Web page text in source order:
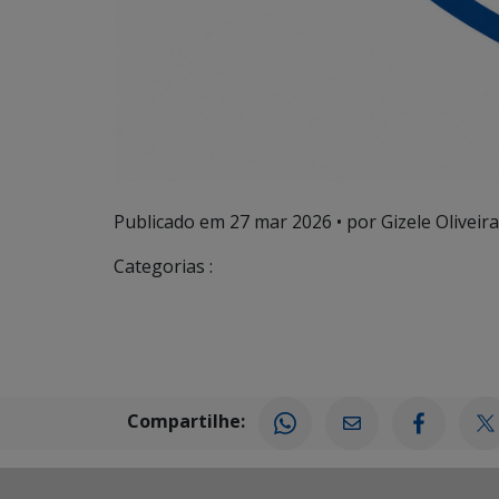
Publicado em 27 mar 2026 • por Gizele Oliveira
Categorias :
Compartilhe: